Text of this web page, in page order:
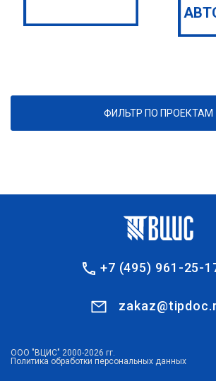
ФИЛЬТР ПО ПРОЕКТАМ
+7 (495) 961-25-
ООО "ВЦИС" 2000-2026 гг.
Политика обработки персональных данных